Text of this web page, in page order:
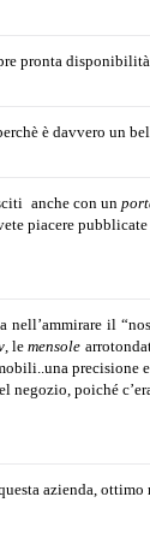
pronta
è davvero un
anche con un
piacere
nell’ammirare il
, lemensole
negozio, poiché
azienda, ottimo